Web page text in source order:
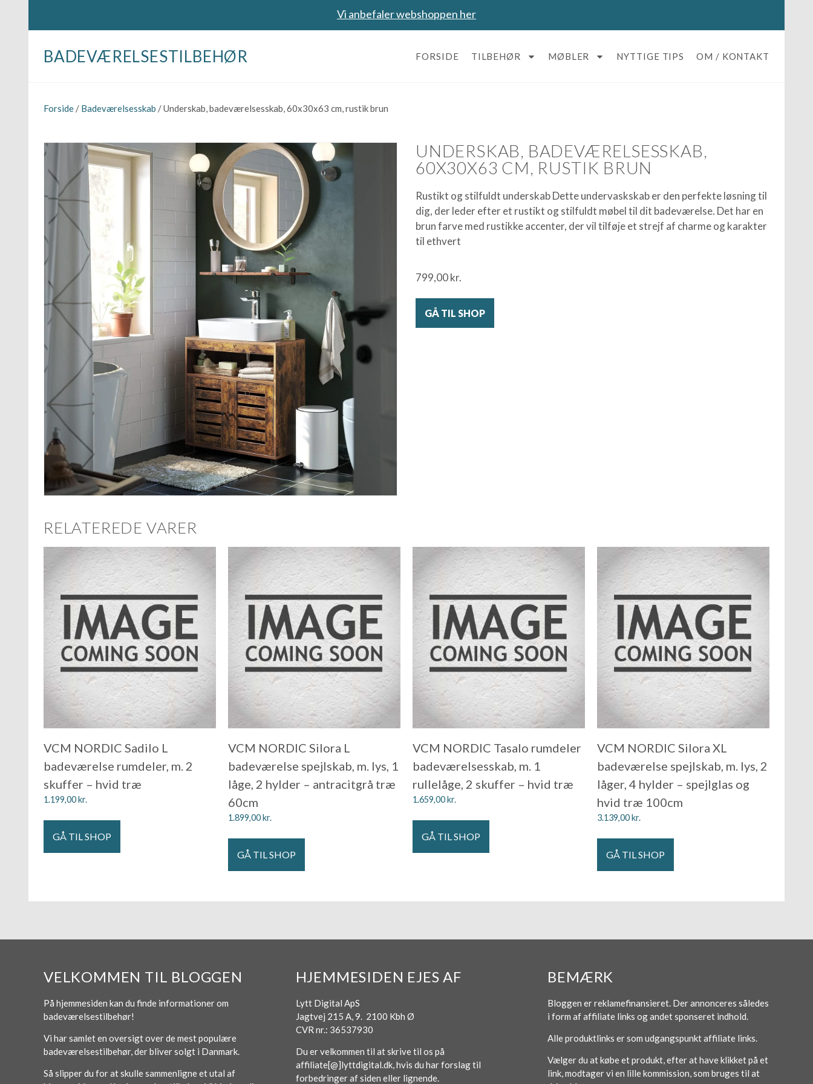
Vi anbefaler webshoppen her
BADEVÆRELSESTILBEHØR FORSIDE TILBEHØR MØBLER NYTTIGE TIPS OM / KONTAKT
Forside / Badeværelsesskab / Underskab, badeværelsesskab, 60x30x63 cm, rustik brun
UNDERSKAB, BADEVÆRELSESSKAB,
60X30X63 CM, RUSTIK BRUN
Rustikt og stilfuldt underskab Dette undervaskskab er den perfekte løsning til
dig, der leder efter et rustikt og stilfuldt møbel til dit badeværelse. Det har en
brun farve med rustikke accenter, der vil tilføje et strejf af charme og karakter
til ethvert
799,00kr.
GÅ TIL SHOP
RELATEREDE VARER
VCM NORDIC Sadilo L
badeværelse rumdeler, m. 2
skuffer – hvid træ
1.199,00kr.
GÅ TIL SHOP
VCM NORDIC Silora L
badeværelse spejlskab, m. lys, 1
låge, 2 hylder – antracitgrå træ
60cm
1.899,00kr.
GÅ TIL SHOP
VCM NORDIC Tasalo rumdeler
badeværelsesskab, m. 1
rullelåge, 2 skuffer – hvid træ
1.659,00kr.
GÅ TIL SHOP
VCM NORDIC Silora XL
badeværelse spejlskab, m. lys, 2
låger, 4 hylder – spejlglas og
hvid træ 100cm
3.139,00kr.
GÅ TIL SHOP
VELKOMMEN TIL BLOGGEN
På hjemmesiden kan du finde informationer om
badeværelsestilbehør!
Vi har samlet en oversigt over de mest populære
badeværelsestilbehør, der bliver solgt i Danmark.
Så slipper du for at skulle sammenligne et utal af
HJEMMESIDEN EJES AF
Lytt Digital ApS
Jagtvej 215 A, 9. 2100 Kbh Ø
CVR nr.: 36537930
Du er velkommen til at skrive til os på
affiliate[@]lyttdigital.dk, hvis du har forslag til
forbedringer af siden eller lignende.
BEMÆRK
Bloggen er reklamefinansieret. Der annonceres således
i form af affiliate links og andet sponseret indhold.
Alle produktlinks er som udgangspunkt affiliate links.
Vælger du at købe et produkt, efter at have klikket på et
link, modtager vi en lille kommission, som bruges til at